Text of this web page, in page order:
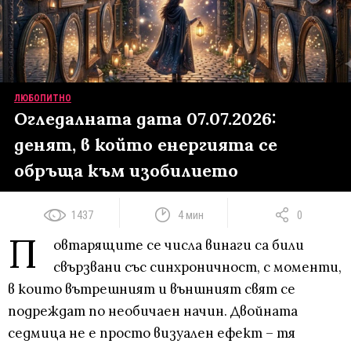
ЛЮБОПИТНО
Огледалната дата 07.07.2026:
денят, в който енергията се
обръща към изобилието
1437 4 мин 0
П
овтарящите се числа винаги са били
свързвани със синхроничност, с моменти,
в които вътрешният и външният свят се
подреждат по необичаен начин. Двойната
седмица не е просто визуален ефект – тя